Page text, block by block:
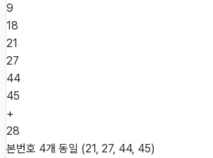
9
18
21
27
44
45
+
28
본번호 4개 동일 (21, 27, 44, 45)